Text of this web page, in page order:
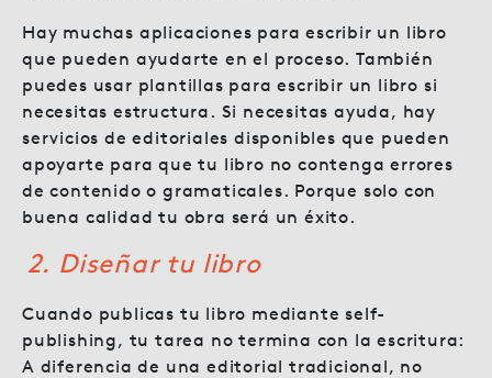
Hay muchas aplicaciones para escribir un libro
que pueden ayudarte en el proceso. También
puedes usar plantillas para escribir un libro si
necesitas estructura. Si necesitas ayuda, hay
servicios de editoriales disponibles que pueden
apoyarte para que tu libro no contenga errores
de contenido o gramaticales. Porque solo con
buena calidad tu obra será un éxito.
2. Diseñar tu libro
Cuando publicas tu libro mediante self-
publishing, tu tarea no termina con la escritura:
A diferencia de una editorial tradicional, no